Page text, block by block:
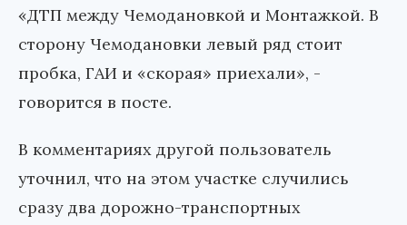
«ДТП между Чемодановкой и Монтажкой. В
сторону Чемодановки левый ряд стоит
пробка, ГАИ и «скорая» приехали», -
говорится в посте.
В комментариях другой пользователь
уточнил, что на этом участке случились
сразу два дорожно-транспортных